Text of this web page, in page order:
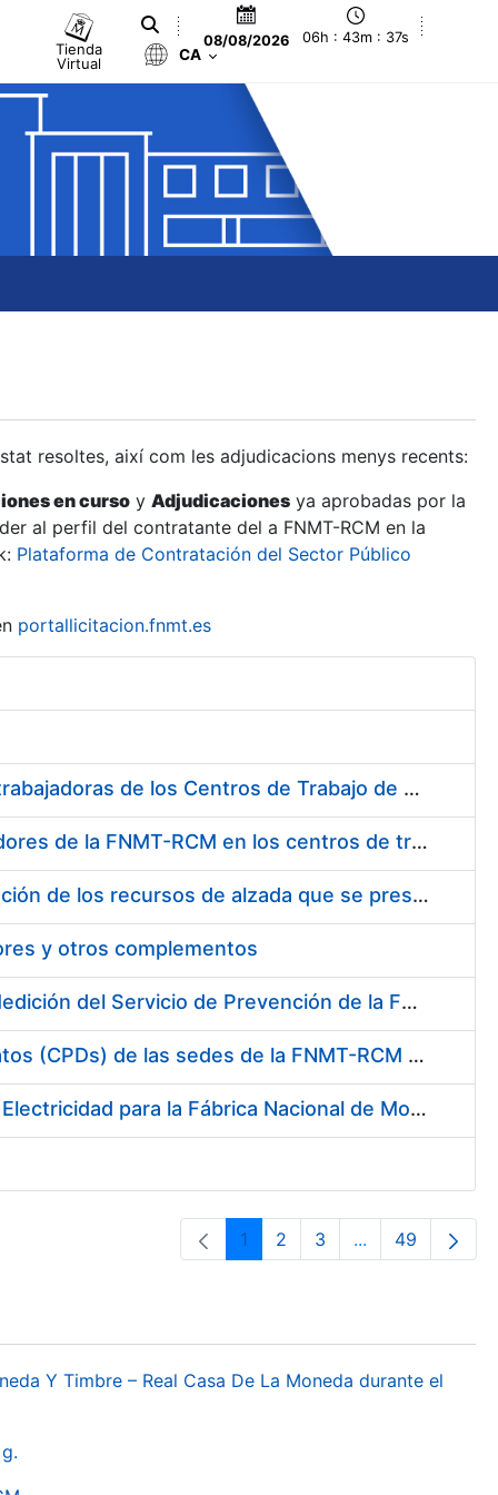
Tienda
Virtual
08/08/2026 06h : 43m : 38s
CA
resoltes, així com les adjudicacions menys recents:
en curso y Adjudicaciones ya aprobadas por la
al perfil del contratante del a FNMT-RCM en la
Plataforma de Contratación del Sector Público
portallicitacion.fnmt.es
Suministro de Protectores Auditivos a medida para las personas trabajadoras de los Centros de Trabajo de Madrid y Burgos
Suministro de gafas graduadas antiproyecciones para los trabajadores de la FNMT-RCM en los centros de trabajo de Madrid y Burgos
Servicios de una empresa externa para el asesoramiento y resolución de los recursos de alzada que se presentan relacionados con procesos de selección para la FNMT-RCM
y otros complementos
Servicio de Calibración y Verificación Externa de los Equipos de Medición del Servicio de Prevención de la FNMT-RCM
Conexión mediante Fibra Óptica de los Centros de Proceso de Datos (CPDs) de las sedes de la FNMT-RCM de Burgos y Madrid
Contratación de acuerdo marco para el Suministro de Material de Electricidad para la Fábrica Nacional de Moneda y Timbre-Real Casa de la Moneda en su centro de trabajo de Burgos
Pàgina
1 Pàgina
2 Pàgina
3 ...PàginesPàgina
49
Y Timbre – Real Casa De La Moneda durante el